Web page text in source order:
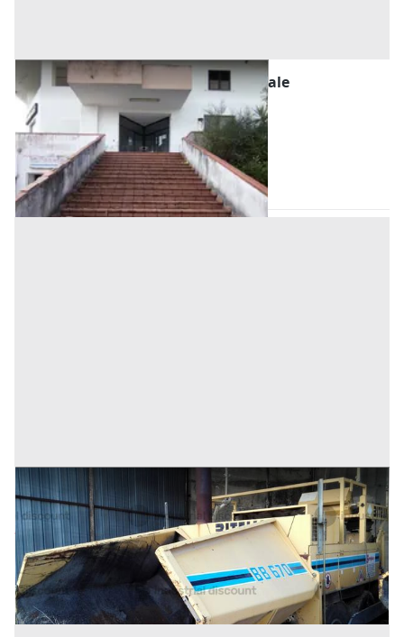
#2639088 Ampio negozio commerciale
Inserito il: 22/07/2026
Castrolibero (Cosenza)
Prezzo
190.000 €
Codice annuncio:2128366016
58#10183 Vibrofinitrice Bitelli
Inserito il: 10/07/2026
(Cosenza)
Prezzo
28.000 €
Codice annuncio: 590899583